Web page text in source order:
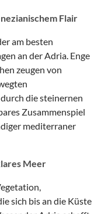
Flair
am besten
an der Adria. Enge
zeugen von
die steinernen
Zusammenspiel
mediterraner
Meer
sich bis an die Küste